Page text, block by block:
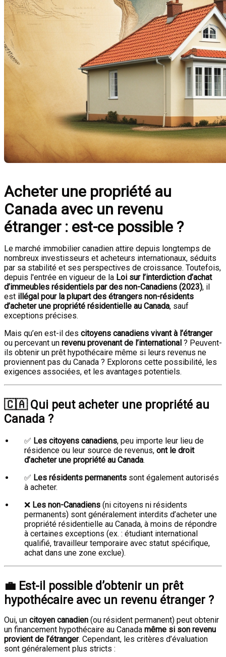
Acheter une propriété au
Canada avec un revenu
étranger : est-ce possible ?
Le marché immobilier canadien attire depuis longtemps de
nombreux investisseurs et acheteurs internationaux, séduits
par sa stabilité et ses perspectives de croissance. Toutefois,
depuis l'entrée en vigueur de la Loi sur l’interdiction d’achat
d’immeubles résidentiels par des non-Canadiens (2023), il
est illégal pour la plupart des étrangers non-résidents
d’acheter une propriété résidentielle au Canada, sauf
exceptions précises.
Mais qu’en est-il des citoyens canadiens vivant à l’étranger
ou percevant un revenu provenant de l’international ? Peuvent-
ils obtenir un prêt hypothécaire même si leurs revenus ne
proviennent pas du Canada ? Explorons cette possibilité, les
exigences associées, et les avantages potentiels.
🇨🇦Qui peut acheter une propriété au
Canada ?
✅ Les citoyens canadiens, peu importe leur lieu de
résidence ou leur source de revenus, ont le droit
d’acheter une propriété au Canada.
✅ Les résidents permanents sont également autorisés
à acheter.
❌ Les non-Canadiens (ni citoyens ni résidents
permanents) sont généralement interdits d’acheter une
propriété résidentielle au Canada, à moins de répondre
à certaines exceptions (ex. : étudiant international
qualifié, travailleur temporaire avec statut spécifique,
achat dans une zone exclue).
💼 Est-il possible d’obtenir un prêt
hypothécaire avec un revenu étranger ?
Oui, un citoyen canadien (ou résident permanent) peut obtenir
un financement hypothécaire au Canada même si son revenu
provient de l’étranger. Cependant, les critères d’évaluation
sont généralement plus stricts :